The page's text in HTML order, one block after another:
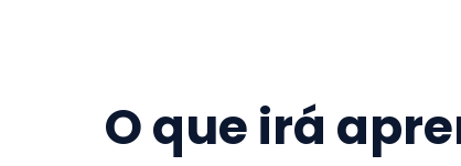
O que irá